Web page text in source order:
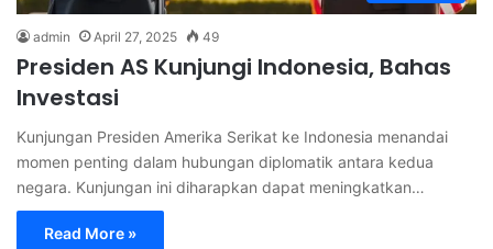
admin April 27, 2025 49
Presiden AS Kunjungi Indonesia, Bahas
Investasi
Kunjungan Presiden Amerika Serikat ke Indonesia menandai
momen penting dalam hubungan diplomatik antara kedua
negara. Kunjungan ini diharapkan dapat meningkatkan…
Read More »